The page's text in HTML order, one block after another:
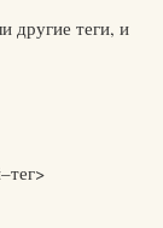
другие теги, и